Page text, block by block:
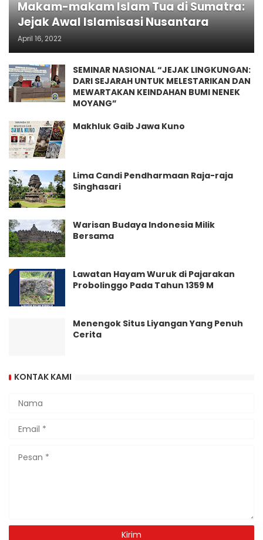
Makam-makam Islam Tua di Sumatra:
Jejak Awal Islamisasi Nusantara
April 16, 2022
SEMINAR NASIONAL “JEJAK LINGKUNGAN:
DARI SEJARAH UNTUK MELESTARIKAN DAN
MEWARTAKAN KEINDAHAN BUMI NENEK
MOYANG”
Makhluk Gaib Jawa Kuno
Lima Candi Pendharmaan Raja-raja
Singhasari
Warisan Budaya Indonesia Milik
Bersama
Lawatan Hayam Wuruk di Pajarakan
Probolinggo Pada Tahun 1359 M
Menengok Situs Liyangan Yang Penuh
Cerita
KONTAK KAMI